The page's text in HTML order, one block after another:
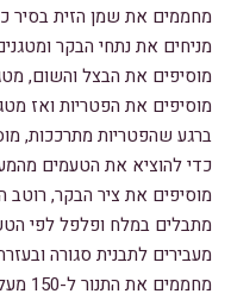
מחממים את שמן הזית בסיר
מניחים את נתחי הבקר
מוסיפים את הבצל והשום,
מוסיפים את הפטריות ואז
ברגע שהפטריות מתרככות,
כדי להוציא את הטעמים
מוסיפים את ציר הבקר, רוטב
מתבלים במלח ופלפל לפי
מעבירים לתבנית סגורה
מחממים את התנור ל-150 מעלות צלזיוס.